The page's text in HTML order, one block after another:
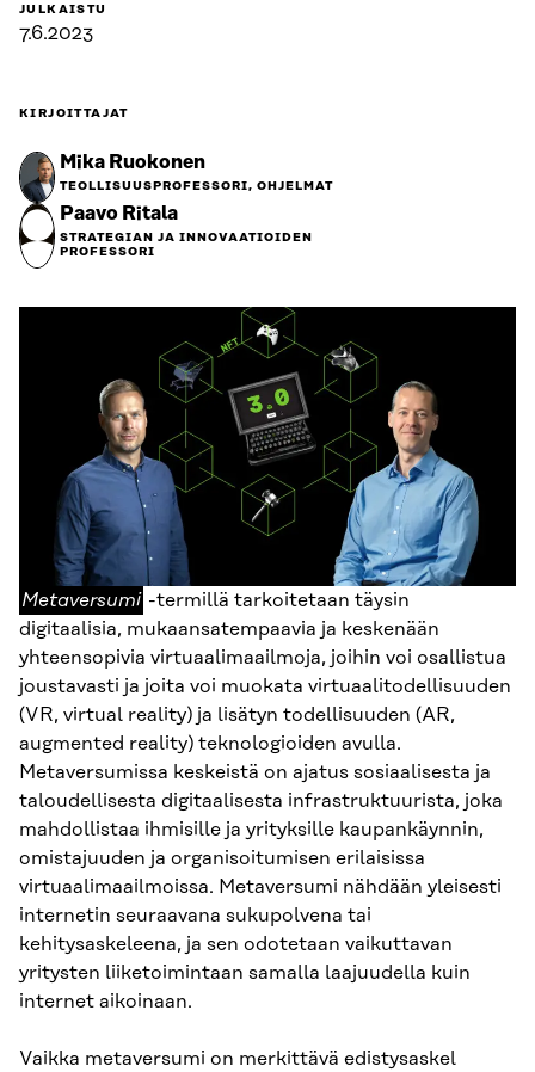
JULKAISTU
7.6.2023
KIRJOITTAJAT
Mika Ruokonen
TEOLLISUUSPROFESSORI, OHJELMAT
Paavo Ritala
STRATEGIAN JA INNOVAATIOIDEN
PROFESSORI
Metaversumi
Metaversumi -termillä tarkoitetaan täysin
digitaalisia, mukaansatempaavia ja keskenään
yhteensopivia virtuaalimaailmoja, joihin voi osallistua
joustavasti ja joita voi muokata virtuaalitodellisuuden
(VR, virtual reality) ja lisätyn todellisuuden (AR,
augmented reality) teknologioiden avulla.
Metaversumissa keskeistä on ajatus sosiaalisesta ja
taloudellisesta digitaalisesta infrastruktuurista, joka
mahdollistaa ihmisille ja yrityksille kaupankäynnin,
omistajuuden ja organisoitumisen erilaisissa
virtuaalimaailmoissa. Metaversumi nähdään yleisesti
internetin seuraavana sukupolvena tai
kehitysaskeleena, ja sen odotetaan vaikuttavan
yritysten liiketoimintaan samalla laajuudella kuin
internet aikoinaan.
Vaikka metaversumi on merkittävä edistysaskel